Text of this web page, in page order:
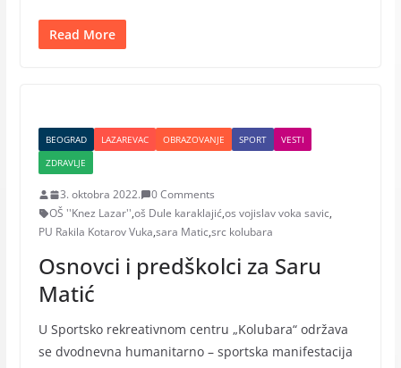
Read More
BEOGRAD LAZAREVAC OBRAZOVANJE SPORT
VESTI
ZDRAVLJE
3. oktobra 2022.
0 Comments
OŠ ''Knez Lazar'',oš Dule karaklajić,os vojislav voka savic,
PU Rakila Kotarov Vuka,sara Matic,src kolubara
Osnovci i predškolci za Saru
Matić
U Sportsko rekreativnom centru „Kolubara“ održava
se dvodnevna humanitarno – sportska manifestacija